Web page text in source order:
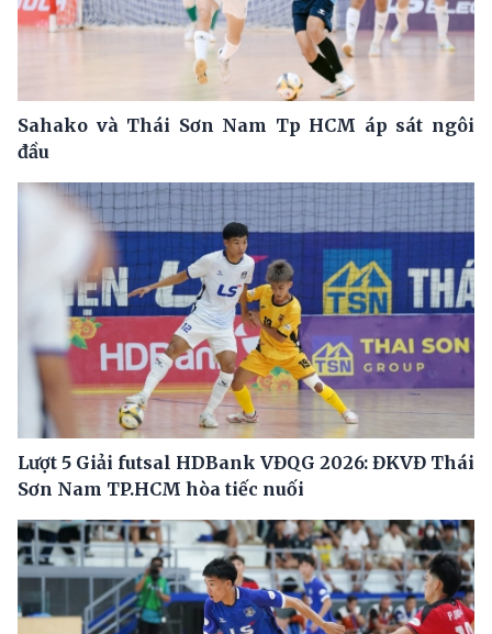
Sahako và Thái Sơn Nam Tp HCM áp sát ngôi
đầu
Lượt 5 Giải futsal HDBank VĐQG 2026: ĐKVĐ Thái
Sơn Nam TP.HCM hòa tiếc nuối